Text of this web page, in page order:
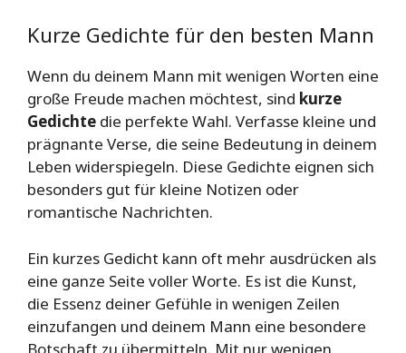
Kurze Gedichte für den besten Mann
Wenn du deinem Mann mit wenigen Worten eine
große Freude machen möchtest, sind kurze
Gedichte die perfekte Wahl. Verfasse kleine und
prägnante Verse, die seine Bedeutung in deinem
Leben widerspiegeln. Diese Gedichte eignen sich
besonders gut für kleine Notizen oder
romantische Nachrichten.
Ein kurzes Gedicht kann oft mehr ausdrücken als
eine ganze Seite voller Worte. Es ist die Kunst,
die Essenz deiner Gefühle in wenigen Zeilen
einzufangen und deinem Mann eine besondere
Botschaft zu übermitteln. Mit nur wenigen